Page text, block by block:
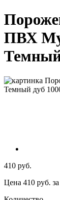
ПВХ
410 руб.
Цена 410 руб.